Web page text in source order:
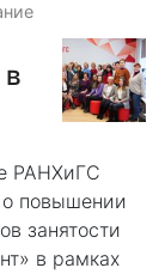
РАНХиГС
о повышении
занятости
в рамках